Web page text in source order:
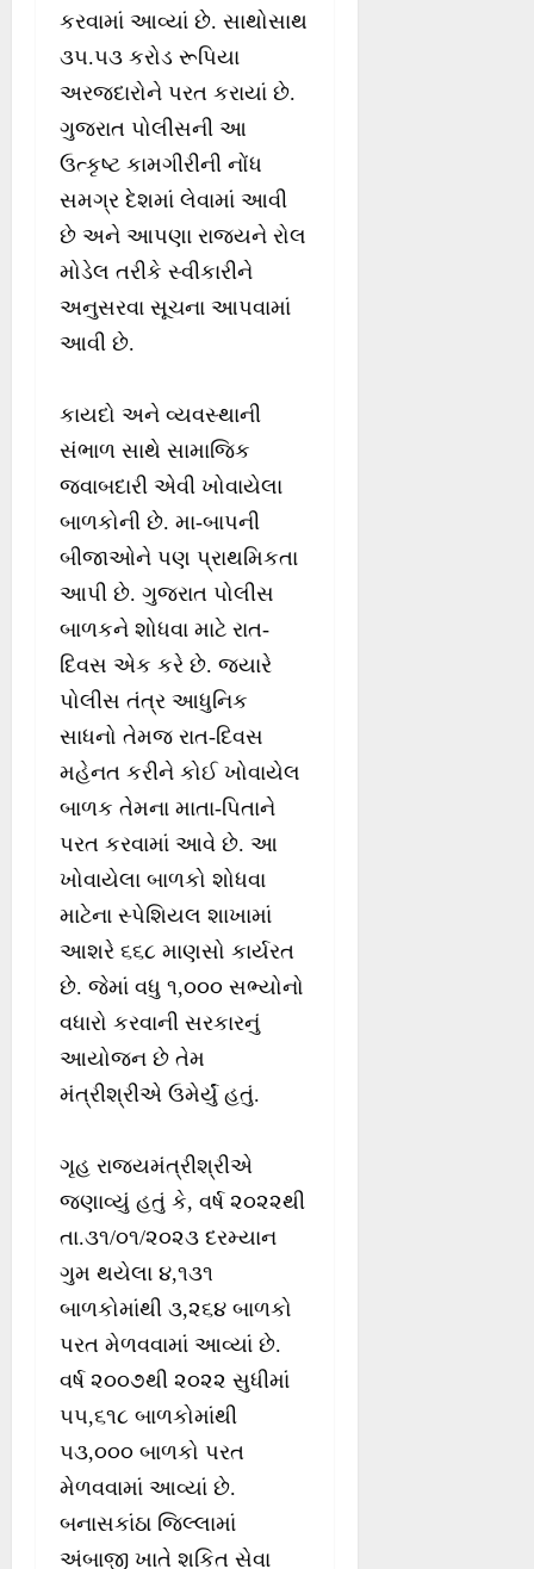
કરવામાં આવ્યાં છે. સાથોસાથ
૩૫.૫૩ કરોડ રૂપિયા
અરજદારોને પરત કરાયાં છે.
ગુજરાત પોલીસની આ
ઉત્કૃષ્ટ કામગીરીની નોંધ
સમગ્ર દેશમાં લેવામાં આવી
છે અને આપણા રાજ્યને રોલ
મોડેલ તરીકે સ્વીકારીને
અનુસરવા સૂચના આપવામાં
આવી છે.
કાયદો અને વ્યવસ્થાની
સંભાળ સાથે સામાજિક
જવાબદારી એવી ખોવાયેલા
બાળકોની છે. મા-બાપની
બીજાઓને પણ પ્રાથમિકતા
આપી છે. ગુજરાત પોલીસ
બાળકને શોધવા માટે રાત-
દિવસ એક કરે છે. જ્યારે
પોલીસ તંત્ર આધુનિક
સાધનો તેમજ રાત-દિવસ
મહેનત કરીને કોઈ ખોવાયેલ
બાળક તેમના માતા-પિતાને
પરત કરવામાં આવે છે. આ
ખોવાયેલા બાળકો શોધવા
માટેના સ્પેશિયલ શાખામાં
આશરે ૬૬૮ માણસો કાર્યરત
છે. જેમાં વધુ ૧,૦૦૦ સભ્યોનો
વધારો કરવાની સરકારનું
આયોજન છે તેમ
મંત્રીશ્રીએ ઉમેર્યું હતું.
ગૃહ રાજ્યમંત્રીશ્રીએ
જણાવ્યું હતું કે, વર્ષ ૨૦૨૨થી
તા.૩૧/૦૧/૨૦૨૩ દરમ્યાન
ગુમ થયેલા ૪,૧૩૧
બાળકોમાંથી ૩,૨૬૪ બાળકો
પરત મેળવવામાં આવ્યાં છે.
વર્ષ ૨૦૦૭થી ૨૦૨૨ સુધીમાં
૫૫,૬૧૮ બાળકોમાંથી
૫૩,૦૦૦ બાળકો પરત
મેળવવામાં આવ્યાં છે.
બનાસકાંઠા જિલ્લામાં
અંબાજી ખાતે શકિત સેવા